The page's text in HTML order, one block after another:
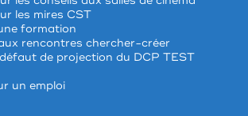
les mires CST
formation
rencontres chercher-créer
de projection du DCP TEST
un emploi